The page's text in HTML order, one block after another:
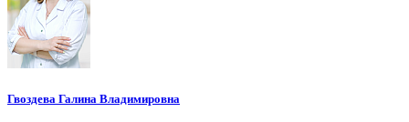
Гвоздева Галина Владимировна